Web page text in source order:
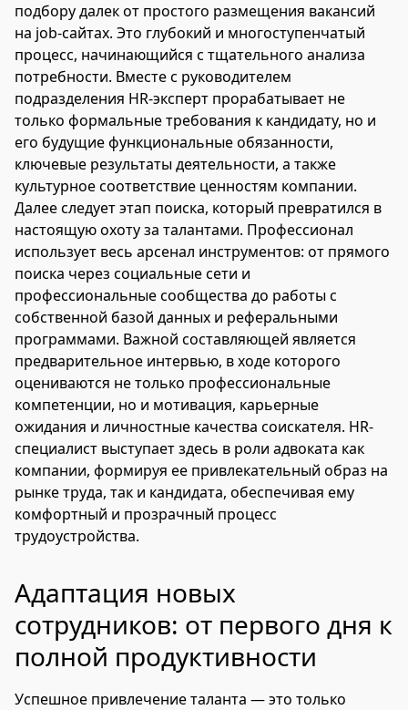
подбору далек от простого размещения вакансий
на job-сайтах. Это глубокий и многоступенчатый
процесс, начинающийся с тщательного анализа
потребности. Вместе с руководителем
подразделения HR-эксперт прорабатывает не
только формальные требования к кандидату, но и
его будущие функциональные обязанности,
ключевые результаты деятельности, а также
культурное соответствие ценностям компании.
Далее следует этап поиска, который превратился в
настоящую охоту за талантами. Профессионал
использует весь арсенал инструментов: от прямого
поиска через социальные сети и
профессиональные сообщества до работы с
собственной базой данных и реферальными
программами. Важной составляющей является
предварительное интервью, в ходе которого
оцениваются не только профессиональные
компетенции, но и мотивация, карьерные
ожидания и личностные качества соискателя. HR-
специалист выступает здесь в роли адвоката как
компании, формируя ее привлекательный образ на
рынке труда, так и кандидата, обеспечивая ему
комфортный и прозрачный процесс
трудоустройства.
Адаптация новых
сотрудников: от первого дня к
полной продуктивности
Успешное привлечение таланта — это только